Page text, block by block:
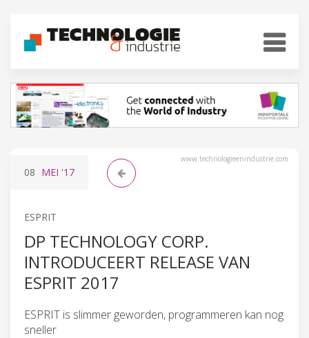
www.technologieenindustrie.com
08 MEI '17
ESPRIT
DP TECHNOLOGY CORP.
INTRODUCEERT RELEASE VAN
ESPRIT 2017
ESPRIT is slimmer geworden, programmeren kan nog
sneller